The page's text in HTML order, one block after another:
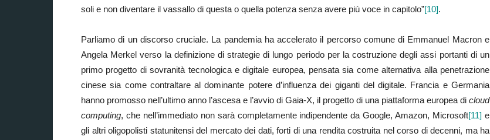
soli e non diventare il vassallo di questa o quella potenza senza avere più voce in capitolo”[10].
Parliamo di un discorso cruciale. La pandemia ha accelerato il percorso comune di Emmanuel Macron e
Angela Merkel verso la definizione di strategie di lungo periodo per la costruzione degli assi portanti di un
primo progetto di sovranità tecnologica e digitale europea, pensata sia come alternativa alla penetrazione
cinese sia come contraltare al dominante potere d’influenza dei giganti del digitale. Francia e Germania
hanno promosso nell’ultimo anno l’ascesa e l’avvio di Gaia-X, il progetto di una piattaforma europea di cloud
computing, che nell’immediato non sarà completamente indipendente da Google, Amazon, Microsoft[11] e
gli altri oligopolisti statunitensi del mercato dei dati, forti di una rendita costruita nel corso di decenni, ma ha